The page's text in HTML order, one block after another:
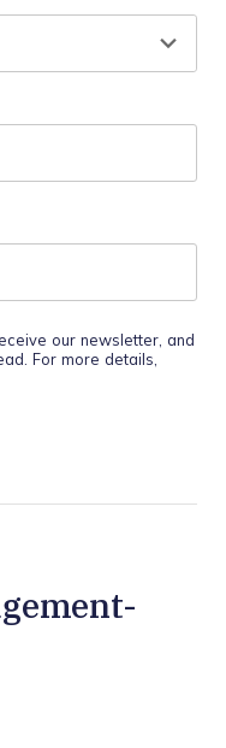
our newsletter, and
For more details,